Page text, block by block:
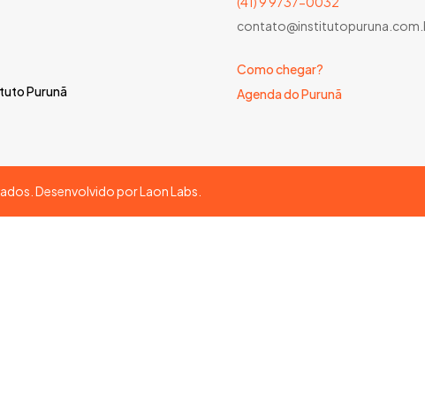
Purunã
Como chegar?
Agenda do Purunã
Desenvolvido porLaon Labs